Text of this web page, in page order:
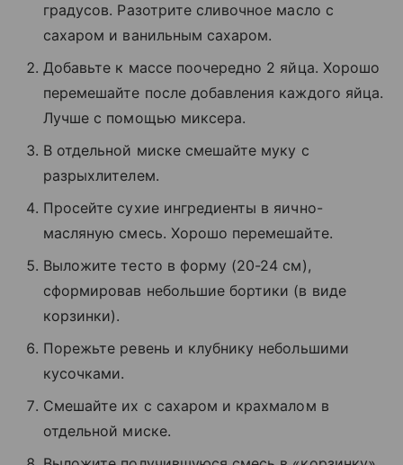
градусов. Разотрите сливочное масло с
сахаром и ванильным сахаром.
Добавьте к массе поочередно 2 яйца. Хорошо
перемешайте после добавления каждого яйца.
Лучше с помощью миксера.
В отдельной миске смешайте муку с
разрыхлителем.
Просейте сухие ингредиенты в яично-
масляную смесь. Хорошо перемешайте.
Выложите тесто в форму (20-24 см),
сформировав небольшие бортики (в виде
корзинки).
Порежьте ревень и клубнику небольшими
кусочками.
Смешайте их с сахаром и крахмалом в
отдельной миске.